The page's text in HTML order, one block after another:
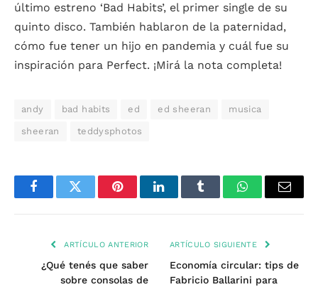
último estreno ‘Bad Habits’, el primer single de su
quinto disco. También hablaron de la paternidad,
cómo fue tener un hijo en pandemia y cuál fue su
inspiración para Perfect. ¡Mirá la nota completa!
andy bad habits ed ed sheeran musica
sheeran teddysphotos
FacebookTwitter PinterestLinkedInTumblr WhatsAppEmail
ARTÍCULO ANTERIOR
¿Qué tenés que saber
sobre consolas de
ARTÍCULO SIGUIENTE
Economía circular: tips de
Fabricio Ballarini para